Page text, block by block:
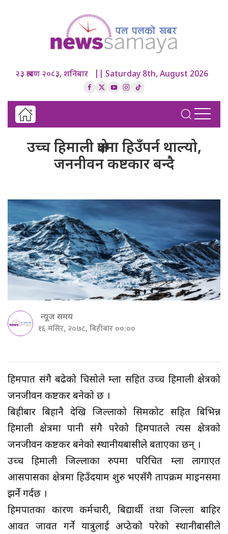
२३ श्रावण २०८३, शनिबार || Saturday 8th, August 2026
उच्च हिमाली क्षेत्रमा हिउँपर्न थाल्यो,
जननीवन कष्टकार बन्दै
न्यूज समय
१६ मंसिर, २०७८, बिहीबार ००:००
हिमपात संगै बढेको चिसोले हुम्ला सहित उच्च हिमाली क्षेत्रको
जनजीवन कष्टकर बनेको छ ।
बिहीबार बिहानै देखि जिल्लाको सिमकोट सहित बिभिन्न
हिमाली क्षेत्रमा पानी संगै परेको हिमपातले त्यस क्षेत्रको
जनजीवन कष्टकर बनेको स्थानीयबासीले बताएका छन् ।
उच्च हिमाली जिल्लाका रुपमा परिचित हुम्ला लागाएत
आसपासका क्षेत्रमा हिउँदयाम शुरु भएसँगै तापक्रम माइनसमा
झर्ने गर्दछ ।
हिमपातका कारण कर्मचारी, बिद्यार्थी तथा जिल्ला बाहिर
आवत जावत गर्ने यात्रुलाई अप्ठेको परेको स्थानीबासीले